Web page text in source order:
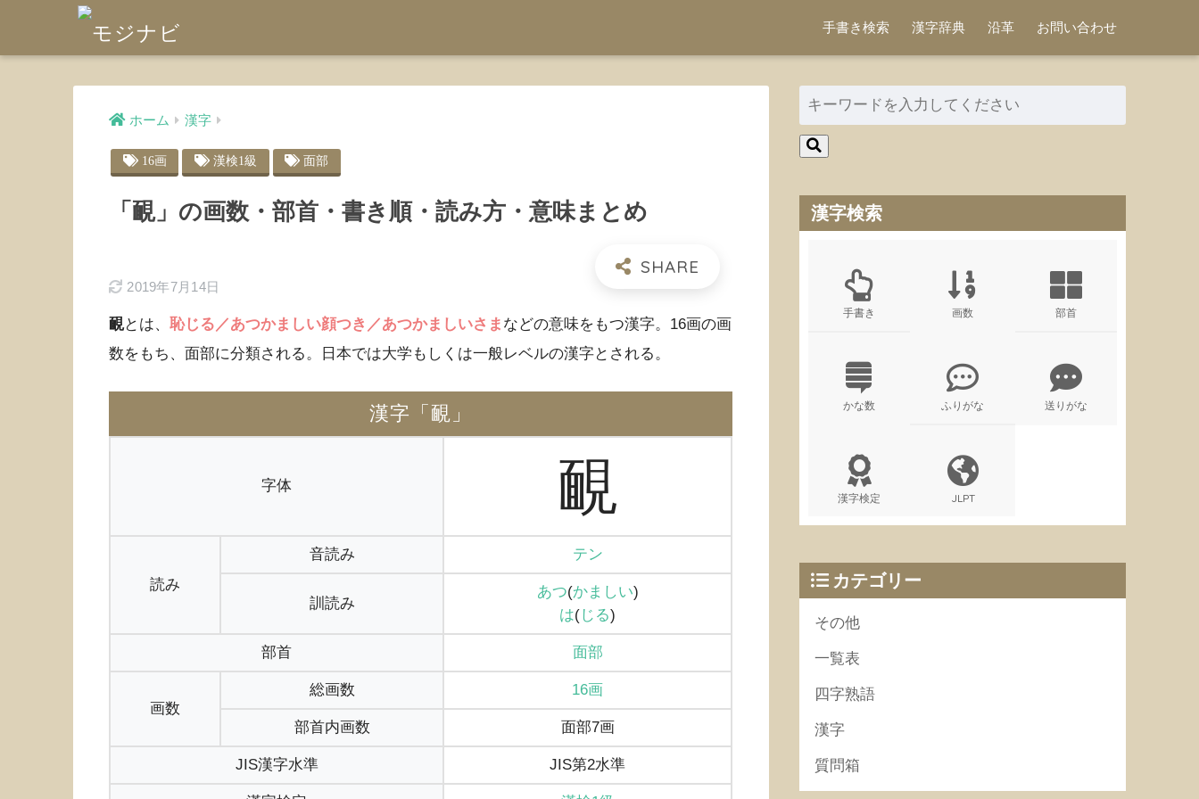
手書き検索 漢字辞典 沿革 お問い合わせ
ホーム 漢字
16画 漢検1級 面部
「靦」の画数・部首・書き順・読み方・意味まとめ
2019年7月14日
靦とは、 恥じる／あつかましい顔つき／あつかましいさま などの意味をもつ漢字。16画の画
数をもち、面部に分類される。日本では大学もしくは一般レベルの漢字とされる。
漢字「靦」
字体 靦
読み
音読み テン
訓読み
あつ(かましい)
は(じる)
部首 面部
画数
総画数 16画
部首内画数 面部7画
JIS漢字水準 JIS第2水準
漢字検索
手書き 画数 部首
かな数 ふりがな 送りがな
漢字検定 JLPT
カテゴリー
その他
一覧表
四字熟語
漢字
質問箱